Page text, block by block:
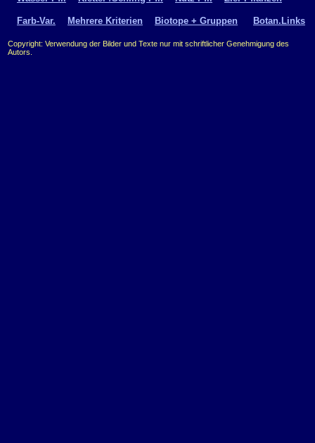
Farb-Var. Mehrere Kriterien Biotope + Gruppen Botan.Links
Copyright: Verwendung der Bilder und Texte nur mit schriftlicher Genehmigung des
Autors.